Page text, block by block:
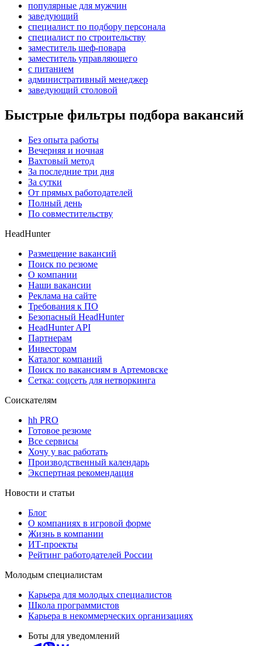
популярные для мужчин
заведующий
специалист по подбору персонала
специалист по строительству
заместитель шеф-повара
заместитель управляющего
с питанием
административный менеджер
заведующий столовой
Быстрые фильтры подбора вакансий
Без опыта работы
Вечерняя и ночная
Вахтовый метод
За последние три дня
За сутки
От прямых работодателей
Полный день
По совместительству
HeadHunter
Размещение вакансий
Поиск по резюме
О компании
Наши вакансии
Реклама на сайте
Требования к ПО
Безопасный HeadHunter
HeadHunter API
Партнерам
Инвесторам
Каталог компаний
Поиск по вакансиям в Артемовске
Сетка: соцсеть для нетворкинга
Соискателям
hh PRO
Готовое резюме
Все сервисы
Хочу у вас работать
Производственный календарь
Экспертная рекомендация
Новости и статьи
Блог
О компаниях в игровой форме
Жизнь в компании
ИТ-проекты
Рейтинг работодателей России
Молодым специалистам
Карьера для молодых специалистов
Школа программистов
Карьера в некоммерческих организациях
Боты для уведомлений